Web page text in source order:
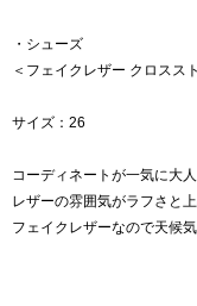
・シューズ
＜フェイクレザー クロスス
サイズ：26
コーディネートが一気に大
レザーの雰囲気がラフさと
フェイクレザーなので天候